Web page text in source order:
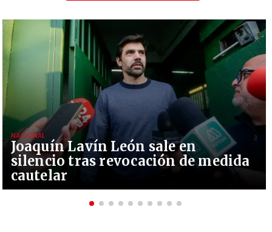
Joaquín Lavín León sale en
silencio tras revocación de medida
cautelar
NACIONAL